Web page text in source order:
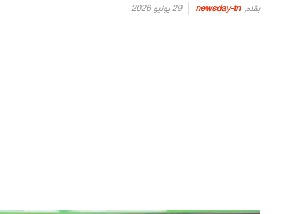
بقلم newsday-tn
Posted
29 يونيو 2026